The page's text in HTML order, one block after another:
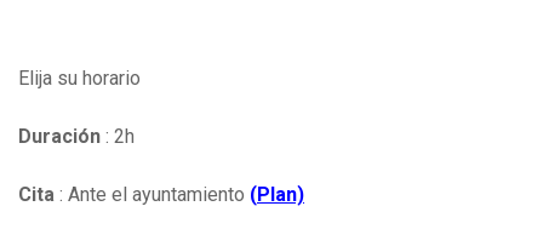
Elija su horario
Duración : 2h
Cita : Ante el ayuntamiento (Plan)